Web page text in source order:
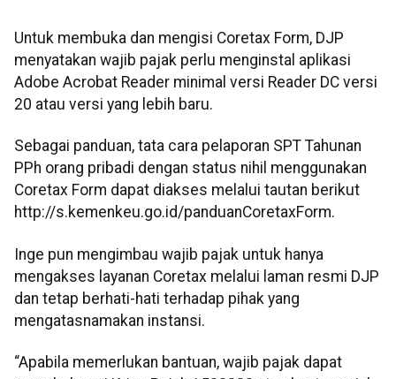
Untuk membuka dan mengisi Coretax Form, DJP
menyatakan wajib pajak perlu menginstal aplikasi
Adobe Acrobat Reader minimal versi Reader DC versi
20 atau versi yang lebih baru.
Sebagai panduan, tata cara pelaporan SPT Tahunan
PPh orang pribadi dengan status nihil menggunakan
Coretax Form dapat diakses melalui tautan berikut
http://s.kemenkeu.go.id/panduanCoretaxForm.
Inge pun mengimbau wajib pajak untuk hanya
mengakses layanan Coretax melalui laman resmi DJP
dan tetap berhati-hati terhadap pihak yang
mengatasnamakan instansi.
“Apabila memerlukan bantuan, wajib pajak dapat